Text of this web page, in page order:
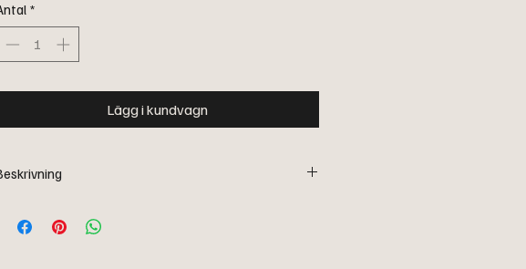
*
Lägg i kundvagn
passformen. Fodrat med grått ylletyg. Fint kantad med nappa